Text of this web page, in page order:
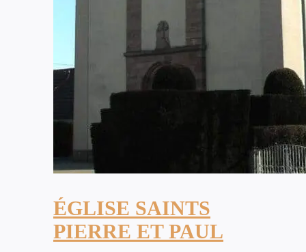
ÉGLISE SAINTS
PIERRE ET PAUL